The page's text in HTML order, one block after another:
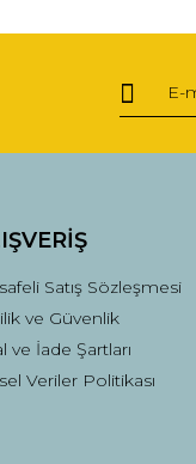
Yorum Yaz
Gönder
Satış Sözleşmesi
ve Güvenlik
ve İade Şartları
Veriler Politikası